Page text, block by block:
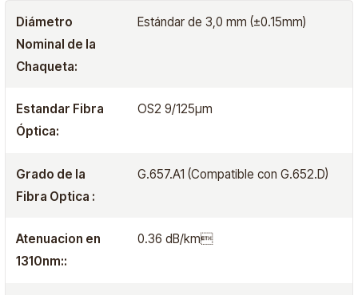
Diámetro
Nominal de la
Chaqueta:
Estándar de 3,0 mm (±0.15mm)
Estandar Fibra
Óptica:
OS2 9/125μm
Grado de la
Fibra Optica :
G.657.A1 (Compatible con G.652.D)
Atenuacion en
1310nm::
0.36 dB/km